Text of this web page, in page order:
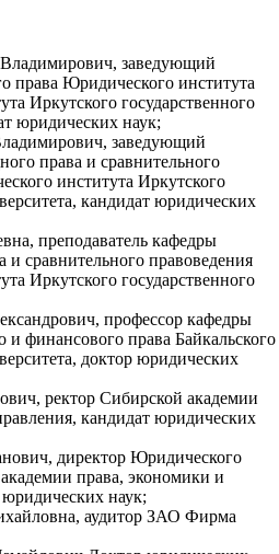
заведующий
права Юридического института
Иркутского государственного
юридических наук;
заведующий
права и сравнительного
института Иркутского
кандидат юридических
преподаватель кафедры
и сравнительного правоведения
Иркутского государственного
профессор кафедры
и финансового права Байкальского
доктор юридических
ректор Сибирской академии
кандидат юридических
директор Юридического
права, экономики и
наук;
аудитор ЗАО Фирма